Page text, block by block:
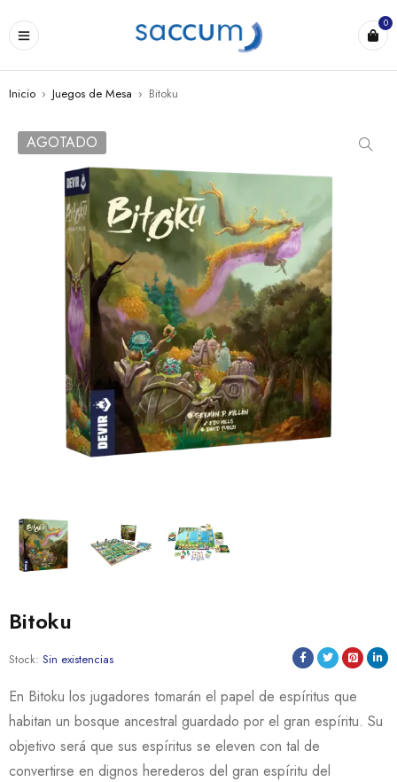
0
Inicio › Juegos de Mesa › Bitoku
AGOTADO
Bitoku
Stock: Sin existencias
En Bitoku los jugadores tomarán el papel de espíritus que
habitan un bosque ancestral guardado por el gran espíritu. Su
objetivo será que sus espíritus se eleven con tal de
convertirse en dignos herederos del gran espíritu del